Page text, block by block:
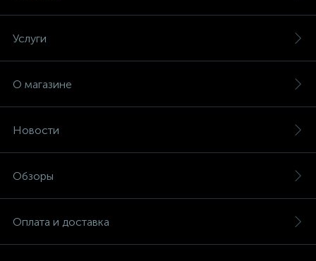
Услуги
О магазине
Новости
Обзоры
Оплата и доставка